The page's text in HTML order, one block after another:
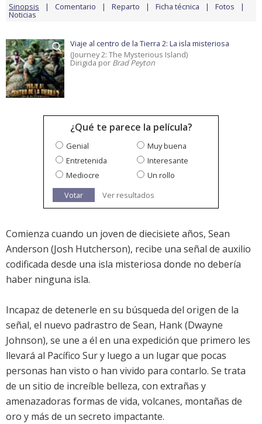
Sinopsis Comentario Reparto Ficha técnica Fotos
Noticias
Viaje al centro de la Tierra 2: La isla misteriosa
(Journey 2: The Mysterious Island)
Dirigida por Brad Peyton
¿Qué te parece la película?
Genial
Muy buena
Entretenida
Interesante
Mediocre
Un rollo
Votar
Ver resultados
Comienza cuando un joven de diecisiete años, Sean
Anderson (Josh Hutcherson), recibe una señal de auxilio
codificada desde una isla misteriosa donde no debería
haber ninguna isla.
Incapaz de detenerle en su búsqueda del origen de la
señal, el nuevo padrastro de Sean, Hank (Dwayne
Johnson), se une a él en una expedición que primero les
llevará al Pacífico Sur y luego a un lugar que pocas
personas han visto o han vivido para contarlo. Se trata
de un sitio de increíble belleza, con extrañas y
amenazadoras formas de vida, volcanes, montañas de
oro y más de un secreto impactante.